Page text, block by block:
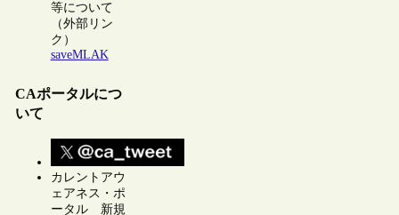
等について
（外部リン
ク）
saveMLAK
CAポータルにつ
いて
カレントアウ
ェアネス・ポ
ータル 新規